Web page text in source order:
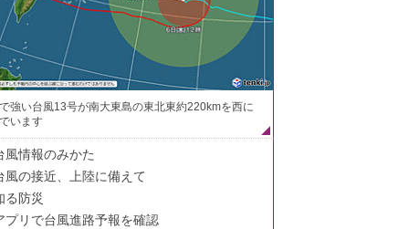
強い台風13号が南大東島の東北東約220kmを西に
います
風情報のみかた
風の接近、上陸に備えて
る防災
プリで台風進路予報を確認